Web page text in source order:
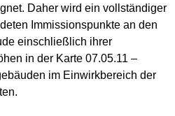
Daher wird ein vollständiger
Immissionspunkte an den
einschließlich ihrer
in der Karte 07.05.11 –
im Einwirkbereich der